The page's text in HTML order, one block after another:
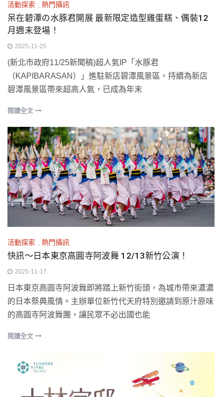
活動探索 熱門攝訊
呆在碧潭の水豚君開展 最新限定造型雞蛋糕、偶裝12
月週末登場！
2025-11-25
(新北市政府11/25新聞稿)超人氣IP「水豚君
（KAPIBARASAN）」進駐新店碧潭風景區，持續為新店
碧潭風景區帶來超高人氣，已成為年末
閱讀全文
活動探索 熱門攝訊
快訊～日本東京高圓寺阿波舞 12/13新竹公演！
2025-11-17
日本東京高圓寺阿波舞即將踏上新竹街頭，為城市帶來濃濃
的日本祭典風情。主辦單位新竹代天府特別邀請到原汁原味
的高圓寺阿波舞團，讓民眾不必出國也能
閱讀全文